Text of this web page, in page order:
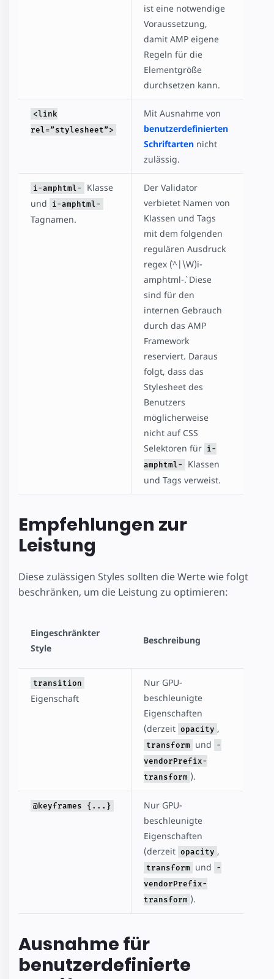
ist eine notwendige
Voraussetzung,
damit AMP eigene
Regeln für die
Elementgröße
durchsetzen kann.
<link
rel=”stylesheet”>
Mit Ausnahme von
benutzerdefinierten
Schriftarten nicht
zulässig.
i-amphtml-
Klasse
und
i-amphtml-
Tagnamen.
Der Validator
verbietet Namen von
Klassen und Tags
mit dem folgenden
regulären Ausdruck
regex `(^|\W)i-
amphtml-`. Diese
sind für den
internen Gebrauch
durch das AMP
Framework
reserviert. Daraus
folgt, dass das
Stylesheet des
Benutzers
möglicherweise
nicht auf CSS
Selektoren für i-
amphtml-
Klassen
und Tags verweist.
Empfehlungen zur
Leistung
Diese zulässigen Styles sollten die Werte wie folgt
beschränken, um die Leistung zu optimieren:
Eingeschränkter
Style
Beschreibung
transition
Eigenschaft
Nur GPU-
beschleunigte
Eigenschaften
(derzeit opacity ,
transform und
-
vendorPrefix-
transform ).
@keyframes {...}
Nur GPU-
beschleunigte
Eigenschaften
(derzeit opacity ,
transform und
-
vendorPrefix-
transform ).
Ausnahme für
benutzerdefinierte